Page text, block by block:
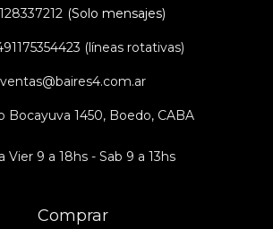
(líneas rotativas)
ventas@baires4.com.ar
Bocayuva 1450, Boedo, CABA
Vier 9 a 18hs - Sab 9 a 13hs
Comprar